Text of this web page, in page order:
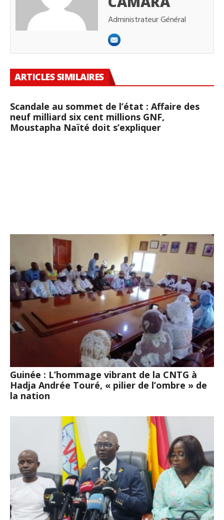
Administrateur Général
ARTICLES SIMILAIRES
Scandale au sommet de l’état : Affaire des
neuf milliard six cent millions GNF,
Moustapha Naïté doit s’expliquer
Guinée : L’hommage vibrant de la CNTG à
Hadja Andrée Touré, « pilier de l’ombre » de
la nation